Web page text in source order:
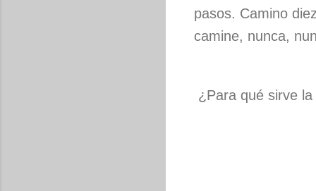
pasos. Camino
camine, nunca,
¿Para qué sirve